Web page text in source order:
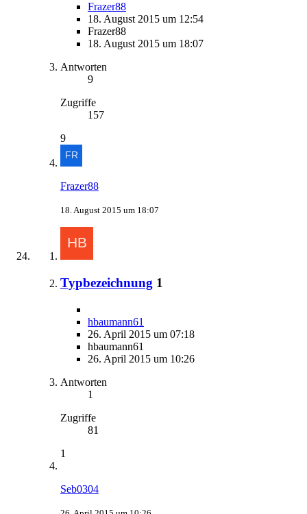
Frazer88
18. August 2015 um 12:54
Frazer88
18. August 2015 um 18:07
Antworten
9
Zugriffe
157
9
Frazer88
18. August 2015 um 18:07
Typbezeichnung 1
hbaumann61
26. April 2015 um 07:18
hbaumann61
26. April 2015 um 10:26
Antworten
1
Zugriffe
81
1
Seb0304